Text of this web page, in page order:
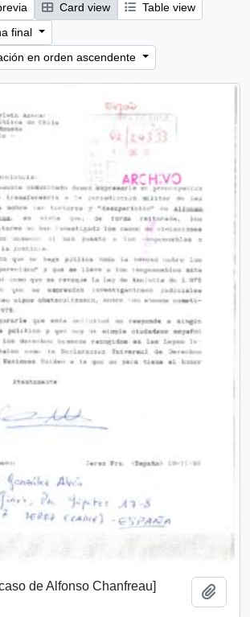
Card view
Table view
final
en orden ascendente
de Alfonso Chanfreau]